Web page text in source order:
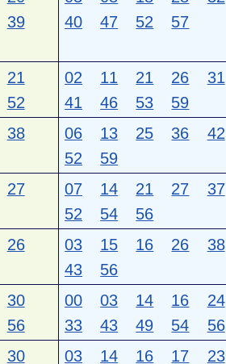
39
40
47 52 57
21
52
02 11 21 26
31
41
46 53 59
38
06 13 25 36
42
52
59
27
07 14 21 27
37
52
54 56
26
03 15 16 26
38
43
56
30
56
00 03 14 16
24
33
43 49 54 56
30
03 14 16 17
23